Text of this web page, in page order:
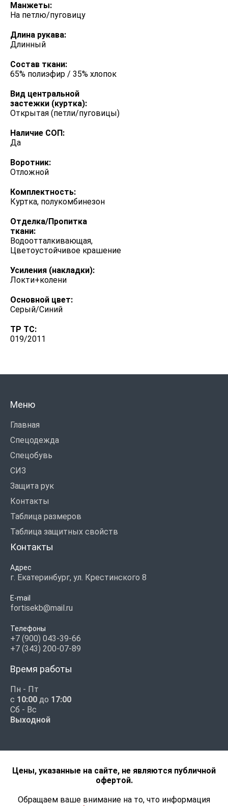
Манжеты:
На петлю/пуговицу
Длина рукава:
Длинный
Состав ткани:
65% полиэфир / 35% хлопок
Вид центральной
застежки (куртка):
Открытая (петли/пуговицы)
Наличие СОП:
Да
Воротник:
Отложной
Комплектность:
Куртка, полукомбинезон
Отделка/Пропитка
ткани:
Водоотталкивающая,
Цветоустойчивое крашение
Усиления (накладки):
Локти+колени
Основной цвет:
Серый/Синий
ТР ТС:
019/2011
Меню
Главная
Спецодежда
Спецобувь
СИЗ
Защита рук
Контакты
Таблица размеров
Таблица защитных свойств
Контакты
Адрес
г. Екатеринбург, ул. Крестинского 8
E-mail
fortisekb@mail.ru
Телефоны
+7 (900) 043-39-66
+7 (343) 200-07-89
Время работы
Пн - Пт
с 10:00 до 17:00
Сб - Вс
Выходной
Цены, указанные на сайте, не являются публичной
офертой.
Обращаем ваше внимание на то, что информация